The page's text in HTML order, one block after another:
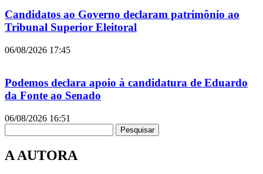
Candidatos ao Governo declaram patrimônio ao
Tribunal Superior Eleitoral
06/08/2026 17:45
Podemos declara apoio à candidatura de Eduardo
da Fonte ao Senado
06/08/2026 16:51
Pesquisar
A AUTORA